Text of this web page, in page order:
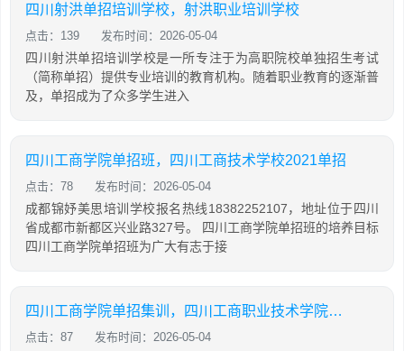
四川射洪单招培训学校，射洪职业培训学校
点击：139 发布时间：2026-05-04
四川射洪单招培训学校是一所专注于为高职院校单独招生考试
（简称单招）提供专业培训的教育机构。随着职业教育的逐渐普
及，单招成为了众多学生进入
四川工商学院单招班，四川工商技术学校2021单招
点击：78 发布时间：2026-05-04
成都锦妤美思培训学校报名热线18382252107，地址位于四川
省成都市新都区兴业路327号。 四川工商学院单招班的培养目标
四川工商学院单招班为广大有志于接
四川工商学院单招集训，四川工商职业技术学院2021单招考试大纲
点击：87 发布时间：2026-05-04